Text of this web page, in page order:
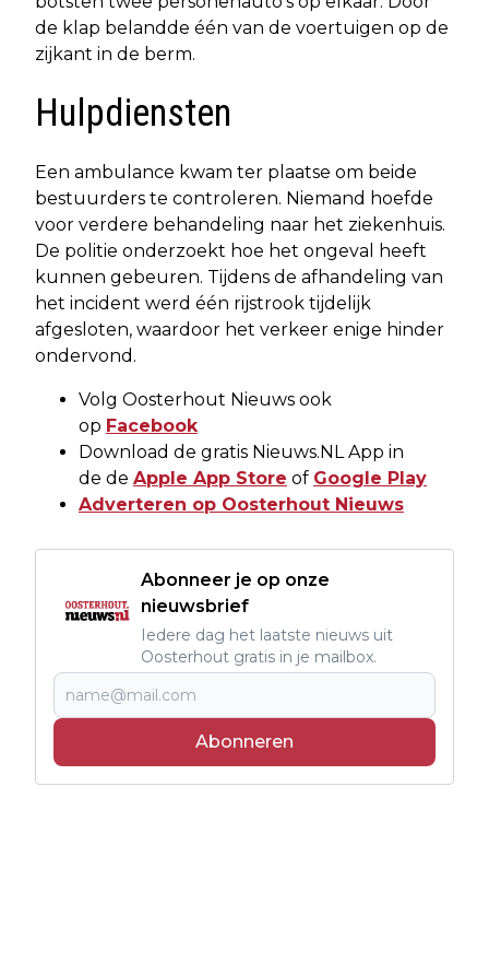
de klap belandde één van de voertuigen op de
zijkant in de berm.
Hulpdiensten
Een ambulance kwam ter plaatse om beide
bestuurders te controleren. Niemand hoefde
voor verdere behandeling naar het ziekenhuis.
De politie onderzoekt hoe het ongeval heeft
kunnen gebeuren. Tijdens de afhandeling van
het incident werd één rijstrook tijdelijk
afgesloten, waardoor het verkeer enige hinder
ondervond.
Volg Oosterhout Nieuws ook
op Facebook
Download de gratis Nieuws.NL App in
de de Apple App Store of Google Play
Adverteren op Oosterhout Nieuws
Abonneer je op onze
nieuwsbrief
Iedere dag het laatste nieuws uit
Oosterhout gratis in je mailbox.
Abonneren